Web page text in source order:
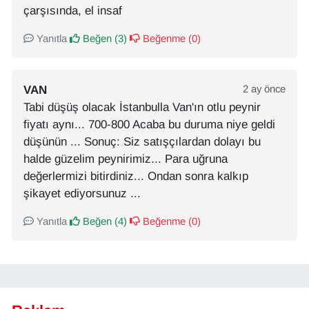
çarşısında, el insaf
Yanıtla Beğen (3) Beğenme (0)
VAN 2 ay önce
Tabi düşüş olacak İstanbulla Van'ın otlu peynir
fiyatı aynı... 700-800 Acaba bu duruma niye geldi
düşünün ... Sonuç: Siz satışçılardan dolayı bu
halde güzelim peynirimiz... Para uğruna
değerlermizi bitirdiniz... Ondan sonra kalkıp
şikayet ediyorsunuz ...
Yanıtla Beğen (4) Beğenme (0)